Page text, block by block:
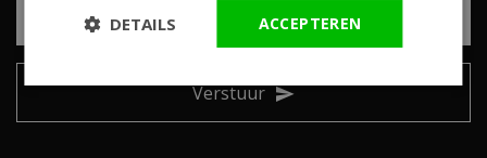
Verstuur
ACCEPTEREN
DETAILS